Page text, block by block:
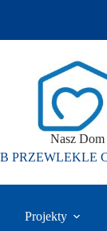
Nasz Dom
Projekty